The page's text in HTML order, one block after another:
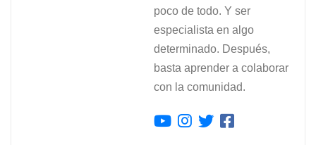
poco de todo. Y ser
especialista en algo
determinado. Después,
basta aprender a colaborar
con la comunidad.